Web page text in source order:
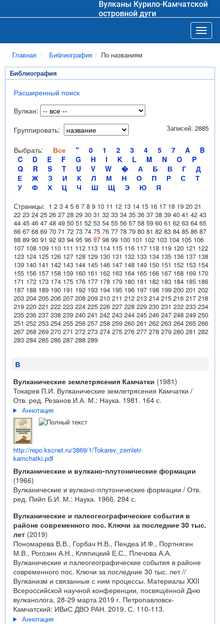
Вулканы Курило-Камчатской
островной дуги
Главная Библиография По названиям
Библиография
Расширенный поиск
Вулкан:
Группировать:
Выбрать: Все " 0 1 2 3 4 5 7 A
B
C
D E F G H I K L M N O
P
Q
R S T U V W � А Б В Г
Д
Е
Ж З И К Л М Н О П Р С
Т
У
Ф Х Ц Ч Ш Щ Э Ю Я
Записей: 2885
Страницы: 1 2 3 4 5 6 7 8 9 10 11 12 13 14 15 16 17 18 19 20 21
22 23 24 25 26 27 28 29 30 31 32 33 34 35 36 37 38 39 40 41 42 43
44 45 46 47 48 49 50 51 52 53 54 55 56 57 58 59 60 61 62 63 64 65
66 67 68 69 70 71 72 73 74 75 76 77 78 79 80 81 82 83 84 85 86 87
88 89 90 91 92 93 94 95 96 97 98 99 100 101 102 103 104 105 106
107 108 109 110 111 112 113 114 115 116 117 118 119 120 121 122
123 124 125 126 127 128 129 130 131 132 133 134 135 136 137 138
139 140 141 142 143 144 145 146 147 148 149 150 151 152 153 154
155 156 157 158 159 160 161 162 163 164 165 166 167 168 169 170
171 172 173 174 175 176 177 178 179 180 181 182 183 184 185 186
187 188 189 190 191 192 193 194 195 196 197 198 199 200 201 202
203 204 205 206 207 208 209 210 211 212 213 214 215 216 217 218
219 220 221 222 223 224 225 226 227 228 229 230 231 232 233 234
235 236 237 238 239 240 241 242 243 244 245 246 247 248 249 250
251 252 253 254 255 256 257 258 259 260 261 262 263 264 265 266
267 268 269 270 271 272 273 274 275 276 277 278 279 280 281 282
283 284 285 286 287 288 289
В
Вулканические землетрясения Камчатки (1981)
Токарев П.И. Вулканические землетрясения Камчатки /
Отв. ред. Резанов И.А. М.: Наука. 1981. 164 с.
Аннотация
http://repo.kscnet.ru/3869/1/Tokarev_zemletr-
kamchatki.pdf
Вулканические и вулкано-плутонические формации
(1966)
Вулканические и вулкано-плутонические формации / Отв.
ред. Пийп Б.И. М.: Наука. 1966. 294 с.
Вулканические и палеогеографические события в
районе современного пос. Ключи за последние 30 тыс.
лет (2019)
Пономарева В.В., Горбач Н.В., Пендеа И.Ф., Портнягин
М.В., Рогозин А.Н., Кляпицкий Е.С., Плечова А.А.
Вулканические и палеогеографические события в районе
современного пос. Ключи за последние 30 тыс. лет //
Вулканизм и связанные с ним процессы. Материалы XXII
Всероссийской научной конференции, посвящённой Дню
вулканолога, 28-29 марта 2019 г. Петропавловск-
Камчатский: ИВиС ДВО РАН. 2019. С. 110-113.
Аннотация